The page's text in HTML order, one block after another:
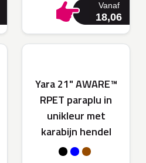
Vanaf
18,06
Yara 21" AWARE™
RPET paraplu in
unikleur met
karabijn hendel